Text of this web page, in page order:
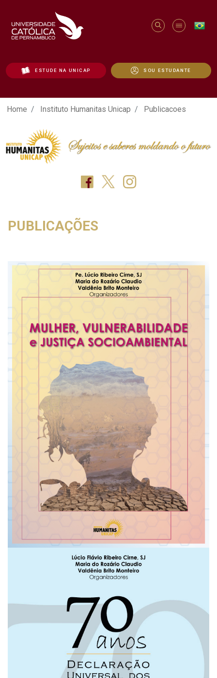
ESTUDE NA UNICAP SOU ESTUDANTE
Publicacoes - Unicap
Home Instituto Humanitas Unicap Publicacoes
PUBLICAÇÕES